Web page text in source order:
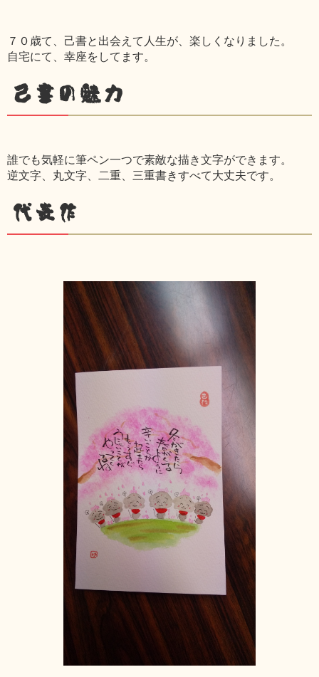
７０歳て、己書と出会えて人生が、楽しくなりました。
自宅にて、幸座をしてます。
己書の魅力
誰でも気軽に筆ペン一つで素敵な描き文字ができます。
逆文字、丸文字、二重、三重書きすべて大丈夫です。
代表作